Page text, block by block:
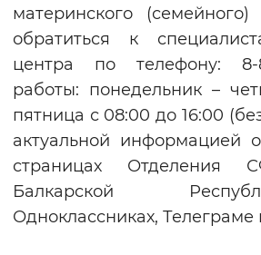
материнского
обратиться к
центра по телефону: 8-
работы: понедельник –
пятница с 08:00 до 16:00
актуальной информацией
страницах Отделения
Балкарской
Одноклассниках, Телеграме